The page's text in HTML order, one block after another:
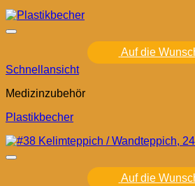
Auf die
Schnellansicht
Medizinzubehör
Plastikbecher
Auf die